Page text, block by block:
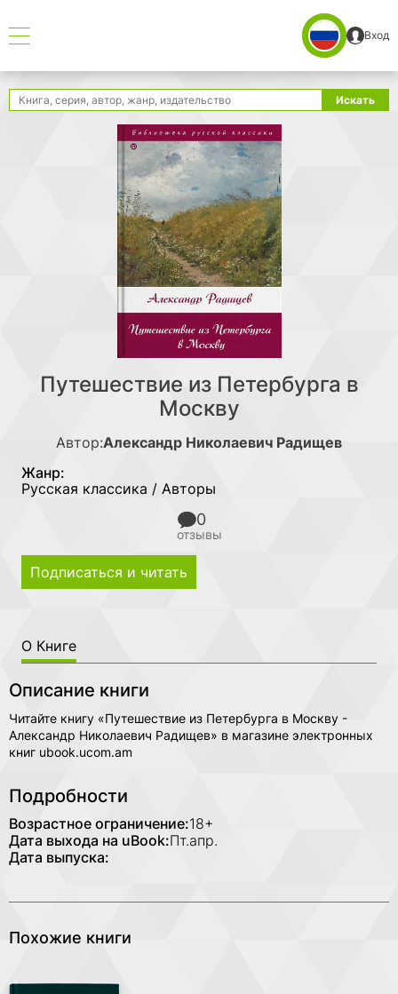
Вход
Поиск Искать
Путешествие из Петербурга в
Москву
Автор:Александр Николаевич Радищев
Жанр:
Русская классика / Авторы
0
отзывы
Подписаться и читать
О Книге
Описание книги
Читайте книгу «Путешествие из Петербурга в Москву -
Александр Николаевич Радищев» в магазине электронных
книг ubook.ucom.am
Подробности
Возрастное ограничение:18+
Дата выхода на uBook:Пт.апр.
Дата выпуска:
Похожие книги